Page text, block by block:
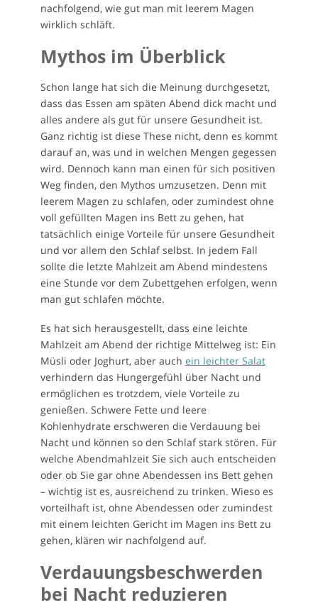
nachfolgend, wie gut man mit leerem Magen
wirklich schläft.
Mythos im Überblick
Schon lange hat sich die Meinung durchgesetzt,
dass das Essen am späten Abend dick macht und
alles andere als gut für unsere Gesundheit ist.
Ganz richtig ist diese These nicht, denn es kommt
darauf an, was und in welchen Mengen gegessen
wird. Dennoch kann man einen für sich positiven
Weg finden, den Mythos umzusetzen. Denn mit
leerem Magen zu schlafen, oder zumindest ohne
voll gefüllten Magen ins Bett zu gehen, hat
tatsächlich einige Vorteile für unsere Gesundheit
und vor allem den Schlaf selbst. In jedem Fall
sollte die letzte Mahlzeit am Abend mindestens
eine Stunde vor dem Zubettgehen erfolgen, wenn
man gut schlafen möchte.
Es hat sich herausgestellt, dass eine leichte
Mahlzeit am Abend der richtige Mittelweg ist: Ein
Müsli oder Joghurt, aber auch ein leichter Salat
verhindern das Hungergefühl über Nacht und
ermöglichen es trotzdem, viele Vorteile zu
genießen. Schwere Fette und leere
Kohlenhydrate erschweren die Verdauung bei
Nacht und können so den Schlaf stark stören. Für
welche Abendmahlzeit Sie sich auch entscheiden
oder ob Sie gar ohne Abendessen ins Bett gehen
– wichtig ist es, ausreichend zu trinken. Wieso es
vorteilhaft ist, ohne Abendessen oder zumindest
mit einem leichten Gericht im Magen ins Bett zu
gehen, klären wir nachfolgend auf.
Verdauungsbeschwerden
bei Nacht reduzieren